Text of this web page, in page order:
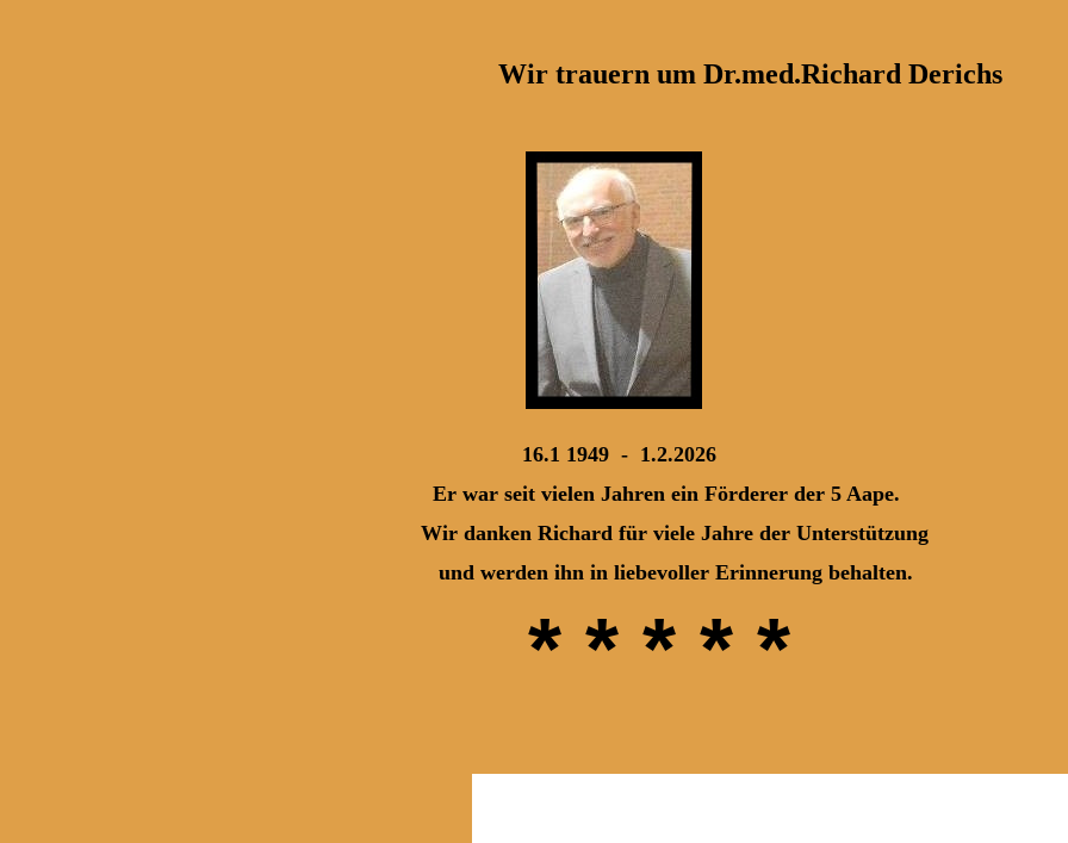
Wir trauern um Dr.med.Richard Derichs
16.1 1949 - 1.2.2026
Er war seit vielen Jahren ein Förderer der 5 Aape.
Wir danken Richard für viele Jahre der Unterstützung
und werden ihn in liebevoller Erinnerung behalten.
* * * * *